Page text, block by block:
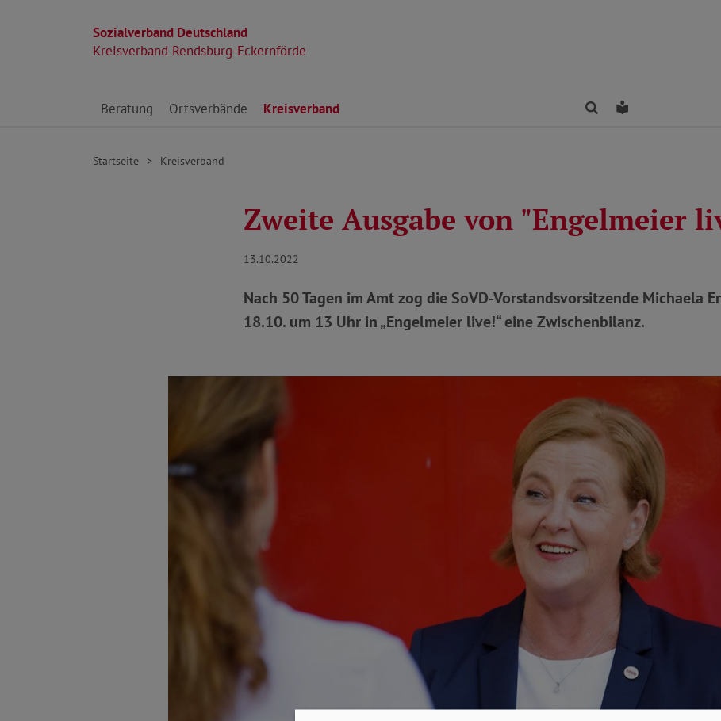
Sozialverband Deutschland
Kreisverband Rendsburg-Eckernförde
Direkt zu den Inhalten springen
Beratung Ortsverbände Kreisverband FindenLeichte Sprache
Startseite Kreisverband
Zweite Ausgabe von "Engelmeier
13.10.2022
Nach 50 Tagen im Amt zog die SoVD-Vorstandsvorsitzende Michaela
18.10. um 13 Uhr in „Engelmeier live!“ eine Zwischenbilanz.